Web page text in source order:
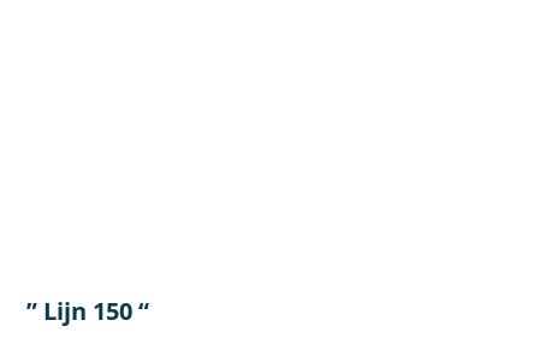
” Lijn 150 “